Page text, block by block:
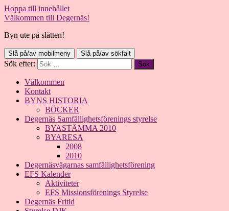
Hoppa till innehållet
Välkommen till Degernäs!
Byn ute på slätten!
Slå på/av mobilmeny Slå på/av sökfält
Sök efter:
Välkommen
Kontakt
BYNS HISTORIA
BÖCKER
Degernäs Samfällighetsförenings styrelse
BYASTÄMMA 2010
BYARESA
2008
2010
Degernäsvägarnas samfällighetsförening
EFS Kalender
Aktiviteter
EFS Missionsförenings Styrelse
Degernäs Fritid